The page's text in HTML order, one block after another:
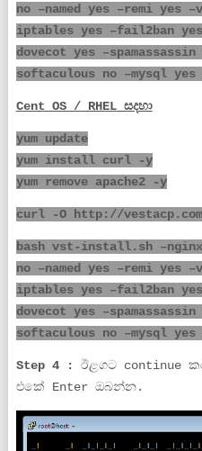
no –named yes –remi yes
iptables yes –fail2ban
dovecot yes
softaculous no –mysql
Cent OS / RHEL සදහා
yum update
yum install curl -y
yum remove apache2 -y
curl -O http://
bash vst-install.sh –nginx
no –named yes –remi yes
iptables yes –fail2ban
dovecot yes
softaculous no –mysql
Step 4 : ඊළගට continue
එකේ Enter ඔබන්න.